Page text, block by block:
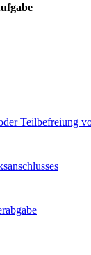
Teilbefreiung